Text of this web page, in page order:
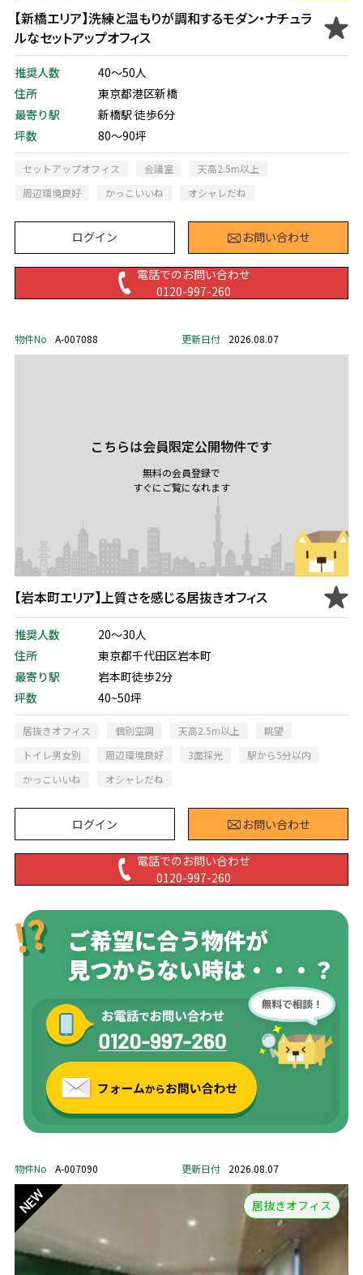
【新橋エリア】洗練と温もりが調和するモダン・ナチュラ
ルなセットアップオフィス
推奨人数
40～50人
住所
東京都港区新橋
最寄り駅
新橋駅 徒歩6分
坪数
80～90坪
セットアップオフィス 会議室
天高2.5m以上
周辺環境良好
かっこいいね オシャレだね
ログイン お問い合わせ
電話でのお問い合わせ
0120-997-260
物件No A-007088 更新日付 2026.08.07
こちらは会員限定公開物件です
無料の会員登録で
すぐにご覧になれます
【岩本町エリア】上質さを感じる居抜きオフィス
推奨人数
20～30人
住所
東京都千代田区岩本町
最寄り駅
岩本町徒歩2分
坪数
40~50坪
居抜きオフィス 個別空調 天高2.5m以上
眺望
トイレ男女別
周辺環境良好 3面採光
駅から5分以内
かっこいいね
オシャレだね
ログイン お問い合わせ
電話でのお問い合わせ
0120-997-260
物件No A-007090 更新日付 2026.08.07
居抜きオフィス